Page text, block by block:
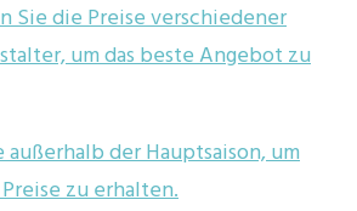
Sie die Preise verschiedener
um das beste Angebot zu
außerhalb der Hauptsaison, um
zu erhalten.